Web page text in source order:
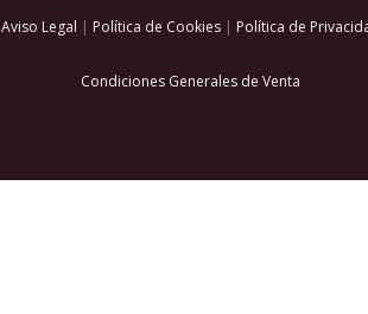
Aviso Legal | Política de Cookies| Política de
Condiciones Generales de Venta